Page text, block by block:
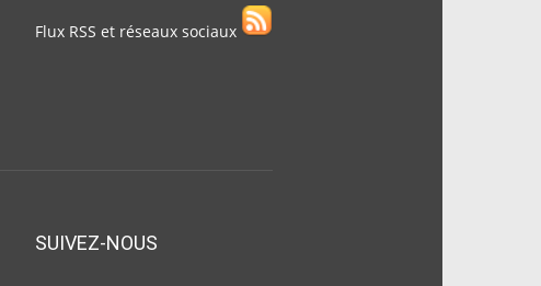
Flux RSS et réseaux sociaux
SUIVEZ-NOUS